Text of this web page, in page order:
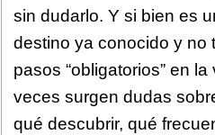
sin dudarlo. Y si bien es
destino ya conocido y no
pasos “obligatorios” en
veces surgen dudas
qué descubrir, qué